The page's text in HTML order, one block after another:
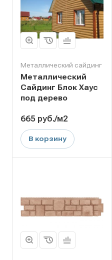
Металлический сайдинг
Металлический
Сайдинг Блок Хаус
под дерево
665 руб./м2
В корзину